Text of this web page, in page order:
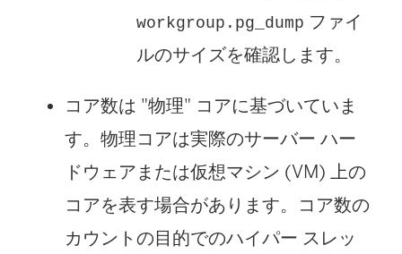
workgroup.pg_dump ファイ
ルのサイズを確認します。
コア数は "物理" コアに基づいていま
す。物理コアは実際のサーバー ハー
ドウェアまたは仮想マシン (VM) 上の
コアを表す場合があります。コア数の
カウントの目的でのハイパー スレッ